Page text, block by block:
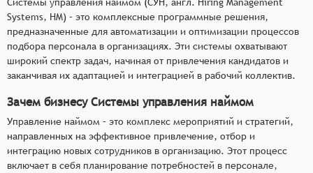
Systems, HM) – это комплексные программные решения,
предназначенные для автоматизации и оптимизации процессов
подбора персонала в организациях. Эти системы охватывают
широкий спектр задач, начиная от привлечения кандидатов и
заканчивая их адаптацией и интеграцией в рабочий коллектив.
Зачем бизнесу Системы управления наймом
Управление наймом – это комплекс мероприятий и стратегий,
направленных на эффективное привлечение, отбор и
интеграцию новых сотрудников в организацию. Этот процесс
включает в себя планирование потребностей в персонале,